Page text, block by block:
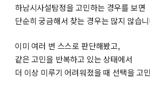
하남시사설탐정을 고민하는 경우를 보면
단순히 궁금해서 찾는 경우는 많지 않습
이미 여러 번 스스로 판단해봤고,
같은 고민을 반복하고 있는 상태에서
더 이상 미루기 어려워졌을 때 선택을 고